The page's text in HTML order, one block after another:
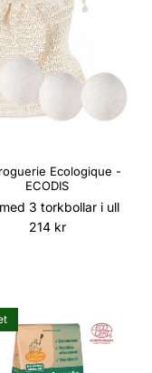
Ecologique -
ECODIS
3 torkbollar i ull
Ordinarie pris
214 kr